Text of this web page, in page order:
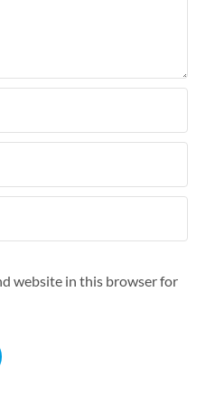
website in this browser for